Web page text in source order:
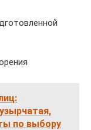
по выбору